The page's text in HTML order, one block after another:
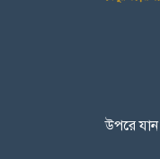
উপরে যান